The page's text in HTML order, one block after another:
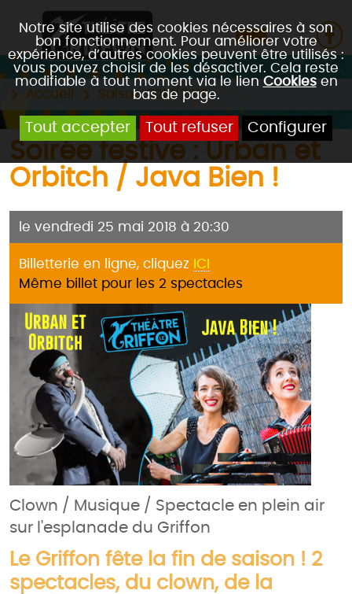
Notre site utilise des cookies nécessaires à son
bon fonctionnement. Pour améliorer votre
expérience, d’autres cookies peuvent être utilisés :
vous pouvez choisir de les désactiver. Cela reste
modifiable à tout moment via le lienCookiesen
bas de page.
Tout accepter Tout refuser Configurer
Accueil Saison 2017/2018
Soirée festive : Urban et
Orbitch / Java Bien !
le vendredi 25 mai 2018 à 20:30
Billetterie en ligne, cliquez
ICI
Même billet pour les 2 spectacles
Clown / Musique / Spectacle en plein air
sur l'esplanade du Griffon
Le Griffon fête la fin de saison ! 2
spectacles, du clown, de la